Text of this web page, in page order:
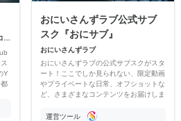
Y
おにいさんずラブ公式サブ
スク『おにサブ』
おにいさんずラブ
おにいさんずラブの公式サブスクがスタ
ート！ここでしか見られない、限定動画
やプライベートな日常、オフショットな
ど、さまざまなコンテンツをお届けしま
運営ツール